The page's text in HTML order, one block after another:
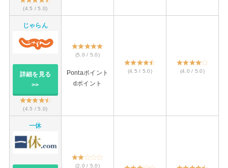
(4.5 / 5.0)
じゃらん
詳細を見る
>>
(4.5 / 5.0)
(5.0 / 5.0)
Pontaポイント
dポイント
(4.5 / 5.0) (4.0 / 5.0)
一休
(2.0 / 5.0)